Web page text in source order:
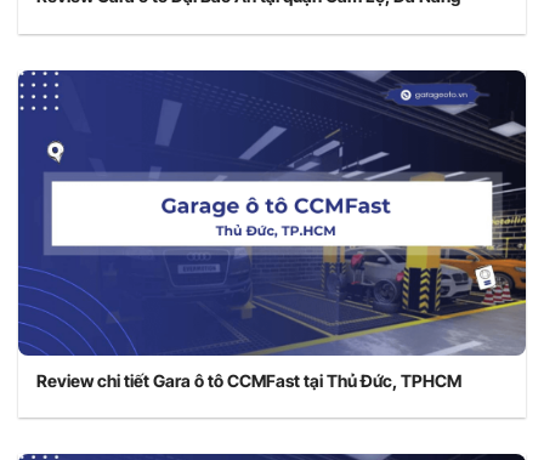
Review chi tiết Gara ô tô CCMFast tại Thủ Đức, TPHCM